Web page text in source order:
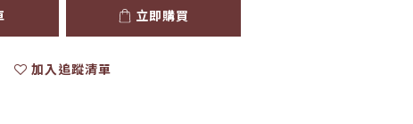
立即購買
加入追蹤清單